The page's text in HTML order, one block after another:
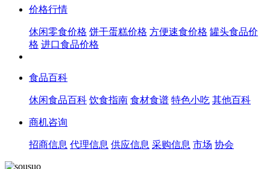
价格行情
休闲零食价格 饼干蛋糕价格 方便速食价格 罐头食品价
格 进口食品价格
食品百科
休闲食品百科 饮食指南 食材食谱 特色小吃 其他百科
商机咨询
招商信息 代理信息 供应信息 采购信息 市场 协会